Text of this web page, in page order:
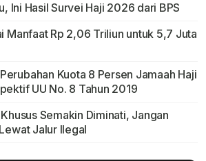
Ini Hasil Survei Haji 2026 dari BPS
Manfaat Rp 2,06 Triliun untuk 5,7 Juta
Kuota 8 Persen Jamaah Haji
UU No. 8 Tahun 2019
Semakin Diminati, Jangan
Jalur Ilegal